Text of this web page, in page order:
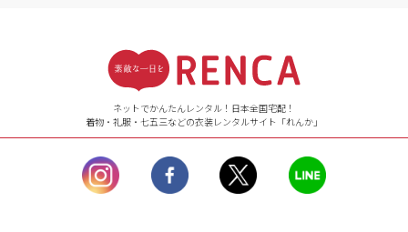
【ご注文（インターネット）】
24時間年中無休
【お問い合わせ窓口（メー
ル）】10:00~17:00
土曜日、日曜日、臨
時休業日を除く。
営業時間外にいただ
ネットでかんたんレンタル！日本全国宅配！
着物・礼服・七五三などの衣装レンタルサイト「れんか」